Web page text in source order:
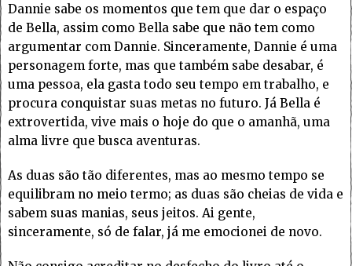
Dannie sabe os momentos que tem que dar o espaço
de Bella, assim como Bella sabe que não tem como
argumentar com Dannie. Sinceramente, Dannie é uma
personagem forte, mas que também sabe desabar, é
uma pessoa, ela gasta todo seu tempo em trabalho, e
procura conquistar suas metas no futuro. Já Bella é
extrovertida, vive mais o hoje do que o amanhã, uma
alma livre que busca aventuras.
As duas são tão diferentes, mas ao mesmo tempo se
equilibram no meio termo; as duas são cheias de vida e
sabem suas manias, seus jeitos. Ai gente,
sinceramente, só de falar, já me emocionei de novo.